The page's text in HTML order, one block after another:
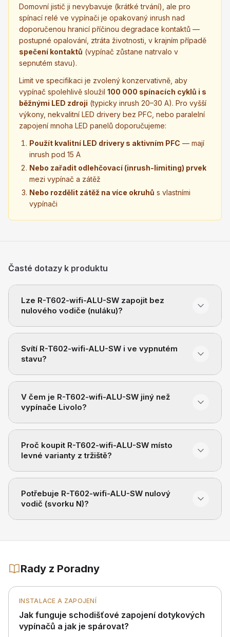
Domovní jistič ji nevybavuje (krátké trvání), ale pro
spínací relé ve vypínači je opakovaný inrush nad
doporučenou hranicí příčinou degradace kontaktů —
postupné opalování, ztráta životnosti, v krajním případě
spečení kontaktů (vypínač zůstane natrvalo v
sepnutém stavu).
Limit ve specifikaci je zvolený konzervativně, aby
vypínač spolehlivě sloužil 100 000 spínacích cyklů i s
běžnými LED zdroji (typicky inrush 20–30 A). Pro vyšší
výkony, nekvalitní LED drivery bez PFC, nebo paralelní
zapojení mnoha LED panelů doporučujeme:
Použít kvalitní LED drivery s aktivním PFC — mají
inrush pod 15 A
Nebo zařadit odlehčovací (inrush-limiting) prvek
mezi vypínač a zátěž
Nebo rozdělit zátěž na více okruhů s vlastními
vypínači
Časté dotazy k produktu
Lze R-T602-wifi-ALU-SW zapojit bez
nulového vodiče (nuláku)?
Svítí R-T602-wifi-ALU-SW i ve vypnutém
stavu?
V čem je R-T602-wifi-ALU-SW jiný než
vypínače Livolo?
Proč koupit R-T602-wifi-ALU-SW místo
levné varianty z tržiště?
Potřebuje R-T602-wifi-ALU-SW nulový
vodič (svorku N)?
Rady z Poradny
INSTALACE A ZAPOJENÍ
Jak funguje schodišťové zapojení dotykových
vypínačů a jak je spárovat?